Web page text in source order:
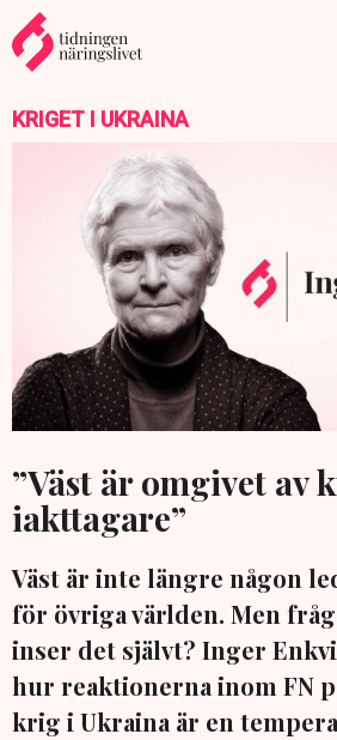
KRIGET I UKRAINA
”Väst är omgivet av
iakttagare”
Väst är inte längre någon
för övriga världen. Men
inser det självt? Inger
hur reaktionerna inom FN
krig i Ukraina är en